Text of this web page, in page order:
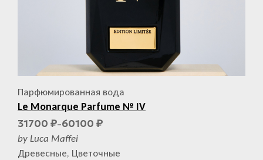
Парфюмированная вода
Le Monarque Parfume № IV
31700 ₽–60100 ₽
by Luca Maffei
Древесные, Цветочные